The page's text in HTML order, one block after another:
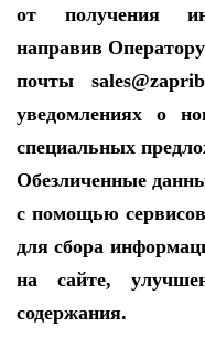
от получения
направив
почты
уведомлениях о
специальных
Обезличенные
с помощью
для сбора
на сайте,
содержания.